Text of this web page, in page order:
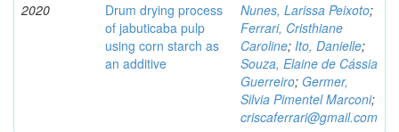
2020
Drum drying process
of jabuticaba pulp
using corn starch as
an additive
Nunes, Larissa Peixoto;
Ferrari, Cristhiane
Caroline; Ito, Danielle;
Souza, Elaine de Cássia
Guerreiro; Germer,
Silvia Pimentel Marconi;
criscaferrari@gmail.com